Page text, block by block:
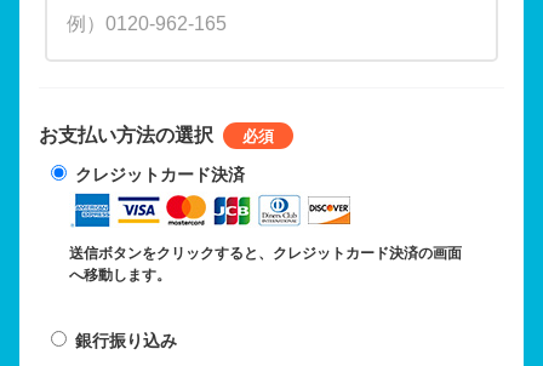
お支払い方法の選択
クレジットカード決済
送信ボタンをクリックすると、クレジットカード決済の画面
へ移動します。
銀行振り込み